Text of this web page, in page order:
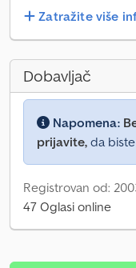
Zatražite više
Dobavljač
Napomena:
prijavite, da
Registrovan od:
47 Oglasi online